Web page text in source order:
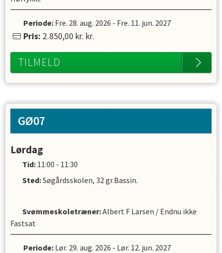
Periode: Fre. 28. aug. 2026 - Fre. 11. jun. 2027
Pris: 2.850,00 kr. kr.
TILMELD
GØ07
Lørdag
Tid: 11:00 - 11:30
Sted:Søgårdsskolen, 32 gr.Bassin.
Svømmeskoletræner:Albert F Larsen / Endnu ikke
Fastsat
Periode: Lør. 29. aug. 2026 - Lør. 12. jun. 2027